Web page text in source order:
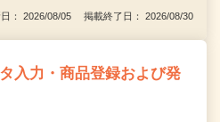
： 2026/08/05 掲載終了日： 2026/08/30
入力・商品登録および発